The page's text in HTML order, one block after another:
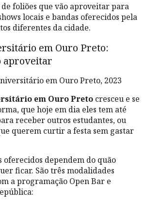
foliões que vão aproveitar para
locais e bandas oferecidos pela
diferentes da cidade.
em Ouro Preto:
aproveitar
em Ouro Preto cresceu e se
que hoje em dia eles tem até
receber outros estudantes, ou
querem curtir a festa sem gastar
oferecidos dependem do quão
ficar. São três modalidades
a programação Open Bar e